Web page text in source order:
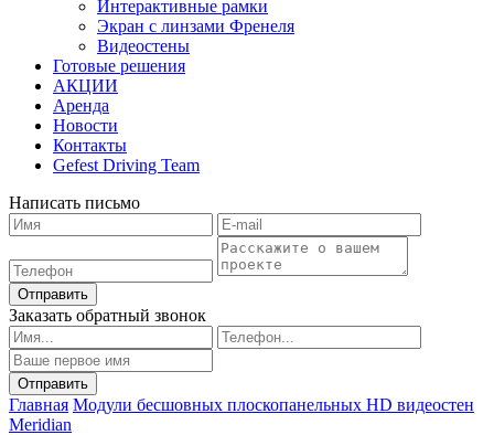
Интерактивные рамки
Экран с линзами Френеля
Видеостены
Готовые решения
АКЦИИ
Аренда
Новости
Контакты
Gefest Driving Team
Написать письмо
Отправить
Заказать обратный звонок
Главная Модули бесшовных плоскопанельных HD видеостен
Meridian